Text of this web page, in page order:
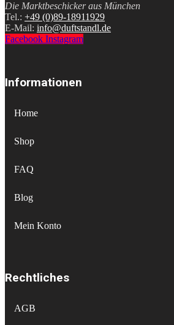
Die Marktbeschicker aus München
Tel.: +49 (0)89-18911929
E-Mail: info@duftstandl.de
Facebook Instagram
Informationen
Home
Shop
FAQ
Blog
Mein Konto
Rechtliches
AGB